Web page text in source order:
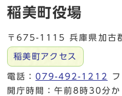
稲美町役場
〒675-1115 兵庫県加古
稲美町アクセス
電話：079-492-1212
開庁時間：午前8時30分